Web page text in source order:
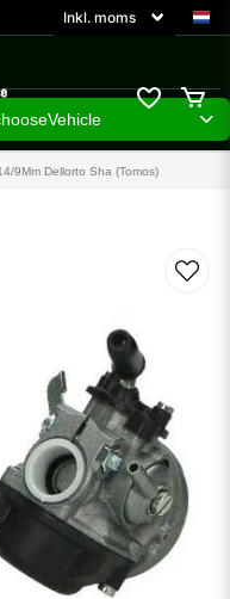
9Mm Dellorto Sha (Tomos)